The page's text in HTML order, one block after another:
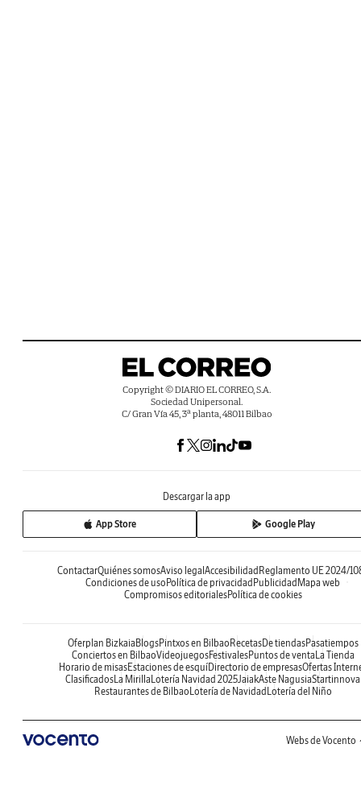
Copyright © DIARIO EL CORREO, S.A.
Sociedad Unipersonal.
C/ Gran Vía 45, 3ª planta, 48011 Bilbao
Descargar la app
App Store Google Play
ContactarQuiénes somosAviso legalAccesibilidadReglamento UE 2024/
Condiciones de usoPolítica de privacidadPublicidadMapa web
Compromisos editorialesPolítica de cookies
Oferplan BizkaiaBlogsPintxos en BilbaoRecetasDe tiendasPasatiempos
Conciertos en BilbaoVideojuegosFestivalesPuntos de ventaLa Tienda
Horario de misasEstaciones de esquíDirectorio de empresasOfertas
ClasificadosLa MirillaLotería Navidad 2025JaiakAste NagusiaStartinnova
Restaurantes de BilbaoLotería de NavidadLotería del Niño
Webs de Vocento